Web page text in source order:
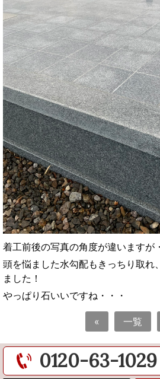
着工前後の写真の角度が違いますが
頭を悩ました水勾配もきっちり取れ
ました！
やっぱり石いいですね・・・
« 一覧
0120-63-1029